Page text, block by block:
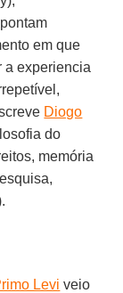
em que
a experiencia
Diogo
do
memória
Levi veio